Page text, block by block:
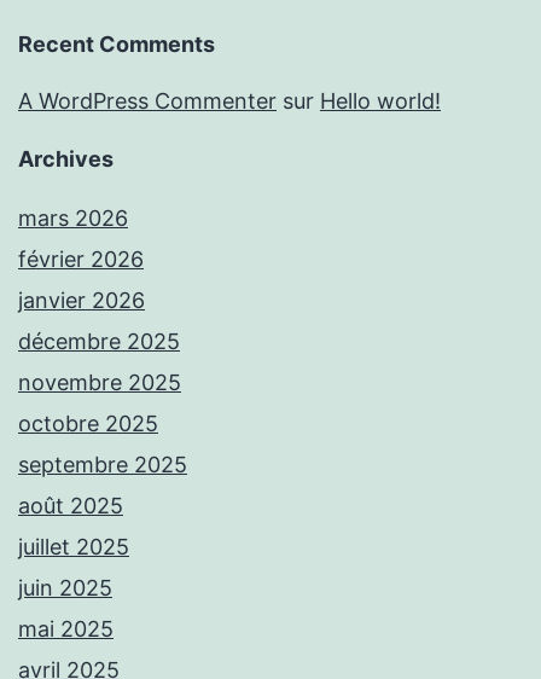
Recent Comments
A WordPress Commenter sur Hello world!
Archives
mars 2026
février 2026
janvier 2026
décembre 2025
novembre 2025
octobre 2025
septembre 2025
août 2025
juillet 2025
juin 2025
mai 2025
avril 2025